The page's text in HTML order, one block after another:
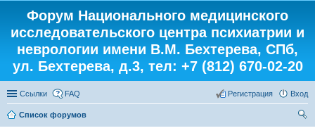
Форум Национального медицинского
исследовательского центра психиатрии и
неврологии имени В.М. Бехтерева, СПб,
ул. Бехтерева, д.3, тел: +7 (812) 670-02-20
Ссылки FAQ Вход
Регистрация
Список форумов